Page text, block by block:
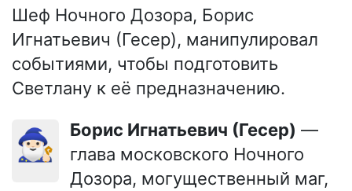
Шеф Ночного Дозора, Борис
Игнатьевич (Гесер), манипулировал
событиями, чтобы подготовить
Светлану к её предназначению.
🧙🏻‍♂️ Борис Игнатьевич (Гесер) —
глава московского Ночного
Дозора, могущественный маг,